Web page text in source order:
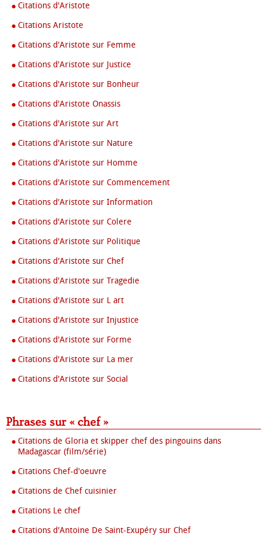
Citations d'Aristote
Citations Aristote
Citations d'Aristote sur Femme
Citations d'Aristote sur Justice
Citations d'Aristote sur Bonheur
Citations d'Aristote Onassis
Citations d'Aristote sur Art
Citations d'Aristote sur Nature
Citations d'Aristote sur Homme
Citations d'Aristote sur Commencement
Citations d'Aristote sur Information
Citations d'Aristote sur Colere
Citations d'Aristote sur Politique
Citations d'Aristote sur Chef
Citations d'Aristote sur Tragedie
Citations d'Aristote sur L art
Citations d'Aristote sur Injustice
Citations d'Aristote sur Forme
Citations d'Aristote sur La mer
Citations d'Aristote sur Social
Phrases sur « chef »
Citations de Gloria et skipper chef des pingouins dans
Madagascar (film/série)
Citations Chef-d'oeuvre
Citations de Chef cuisinier
Citations Le chef
Citations d'Antoine De Saint-Exupéry sur Chef